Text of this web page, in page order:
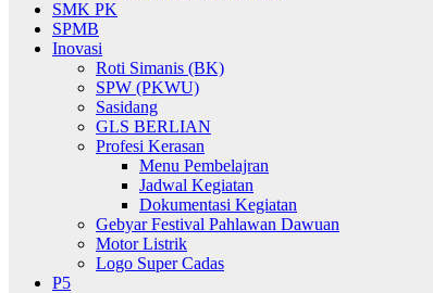
SMK PK
SPMB
Inovasi
Roti Simanis (BK)
SPW (PKWU)
Sasidang
GLS BERLIAN
Profesi Kerasan
Menu Pembelajran
Jadwal Kegiatan
Dokumentasi Kegiatan
Gebyar Festival Pahlawan Dawuan
Motor Listrik
Logo Super Cadas
P5